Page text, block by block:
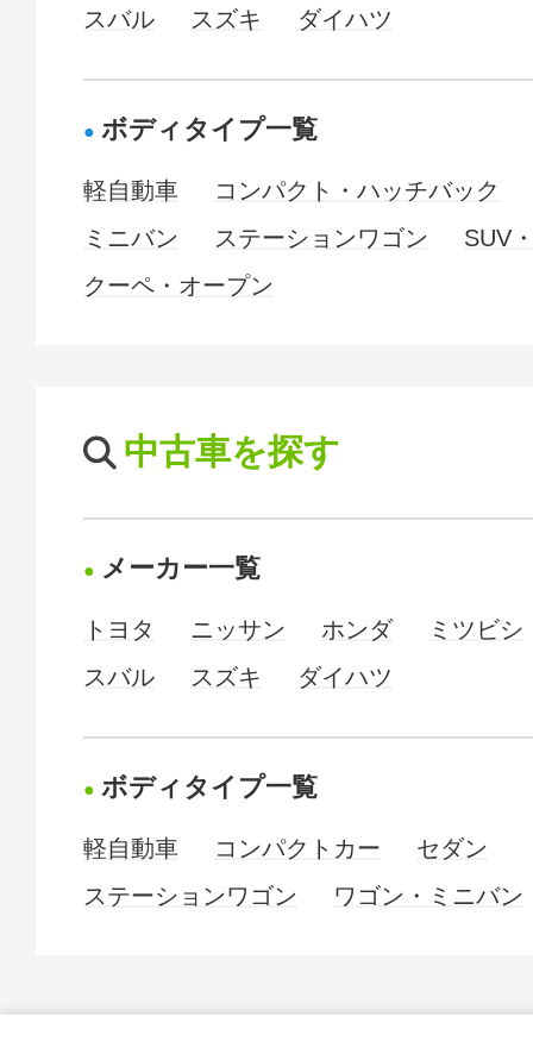
スバル
スズキ ダイハツ
ボディタイプ一覧
軽自動車
コンパクト・ハッチバック
ミニバン
ステーションワゴン
SUV
クーペ・オープン
中古車を探す
メーカー一覧
トヨタ ニッサン ホンダ
ミツビシ
スバル
スズキ ダイハツ
ボディタイプ一覧
軽自動車 コンパクトカー
セダン
ステーションワゴン
ワゴン・ミニバン